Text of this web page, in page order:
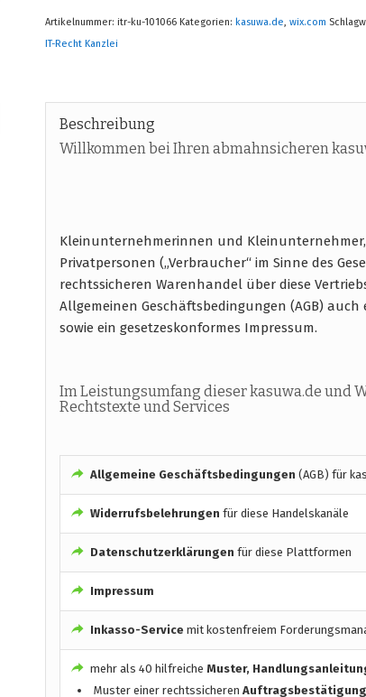
Artikelnummer:itr-ku-101066 Kategorien: kasuwa.de,wix.com
IT-Recht Kanzlei
Beschreibung
Willkommen bei Ihren abmahnsicheren
Kleinunternehmerinnen und
Privatpersonen („Verbraucher“ im Sinne des
rechtssicheren Warenhandel über diese
Allgemeinen Geschäftsbedingungen (AGB)
sowie ein gesetzeskonformes Impressum.
Im Leistungsumfang dieser kasuwa.de und
Rechtstexte und Services
Allgemeine Geschäftsbedingungen (AGB) für
Widerrufsbelehrungen für diese Handelskanäle
Datenschutzerklärungen für diese Plattformen
Impressum
Inkasso-Service mit kostenfreiem
mehr als 40 hilfreiche Muster,
Muster einer rechtssicherenAuftragsbestätigung